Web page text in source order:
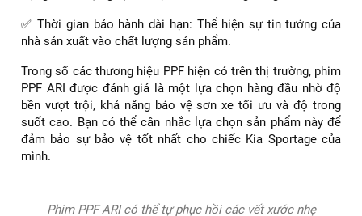
✅ Thời gian bảo hành dài hạn: Thể hiện sự tin tưởng của
nhà sản xuất vào chất lượng sản phẩm.
Trong số các thương hiệu PPF hiện có trên thị trường, phim
PPF ARI được đánh giá là một lựa chọn hàng đầu nhờ độ
bền vượt trội, khả năng bảo vệ sơn xe tối ưu và độ trong
suốt cao. Bạn có thể cân nhắc lựa chọn sản phẩm này để
đảm bảo sự bảo vệ tốt nhất cho chiếc Kia Sportage của
mình.